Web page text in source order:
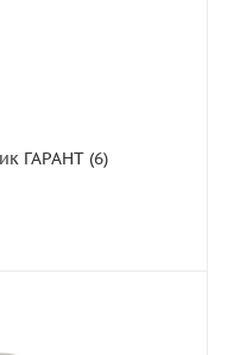
ГАРАНТ (6)